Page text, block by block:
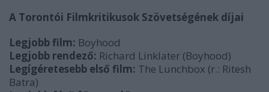
A Torontói Filmkritikusok Szövetségének díjai
Legjobb film: Boyhood
Legjobb rendező: Richard Linklater (Boyhood)
Legígéretesebb első film: The Lunchbox (r.: Ritesh
Batra)